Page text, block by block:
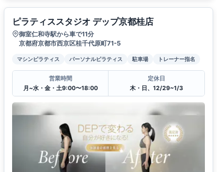
ピラティススタジオ デップ京都桂店
御室仁和寺駅から車で11分
京都府京都市西京区桂千代原町71-5
マシンピラティス パーソナルピラティス 駐車場 トレーナー指名
営業時間
月~水・金・土9:00〜18:00
定休日
木・日、12/29~1/3